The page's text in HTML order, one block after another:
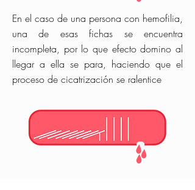
En el caso de una persona con hemofilia,
una de esas fichas se encuentra
incompleta, por lo que efecto domino al
llegar a ella se para, haciendo que el
proceso de cicatrización se ralentice